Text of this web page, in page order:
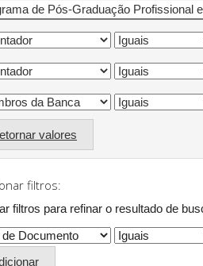
valores
filtros:
filtros para refinar o resultado de